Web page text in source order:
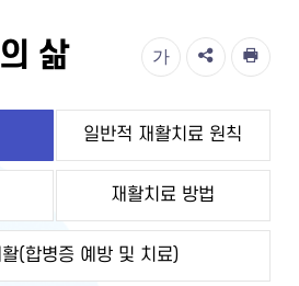
삶 가
일반적 재활치료 원칙
재활치료 방법
(합병증 예방 및 치료)